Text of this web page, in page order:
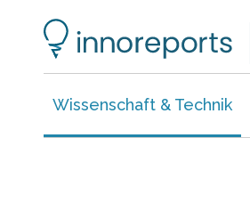
Wissenschaft & Technik